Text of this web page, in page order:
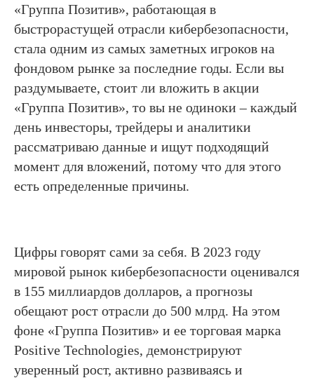
«Группа Позитив», работающая в
быстрорастущей отрасли кибербезопасности,
стала одним из самых заметных игроков на
фондовом рынке за последние годы. Если вы
раздумываете, стоит ли вложить в акции
«Группа Позитив», то вы не одиноки – каждый
день инвесторы, трейдеры и аналитики
рассматриваю данные и ищут подходящий
момент для вложений, потому что для этого
есть определенные причины.
Цифры говорят сами за себя. В 2023 году
мировой рынок кибербезопасности оценивался
в 155 миллиардов долларов, а прогнозы
обещают рост отрасли до 500 млрд. На этом
фоне «Группа Позитив» и ее торговая марка
Positive Technologies, демонстрируют
уверенный рост, активно развиваясь и